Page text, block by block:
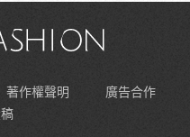
著作權聲明
廣告合作